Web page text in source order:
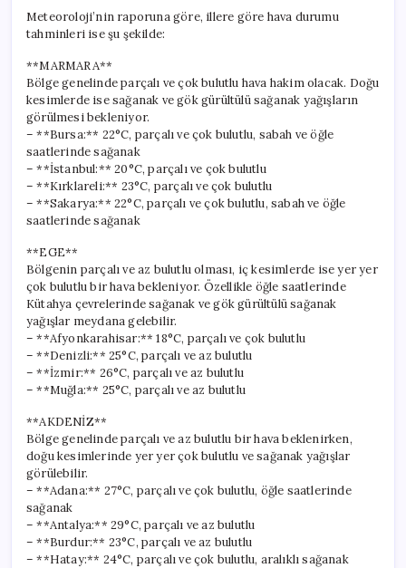
Meteoroloji’nin raporuna göre, illere göre hava durumu
tahminleri ise şu şekilde:
**MARMARA**
Bölge genelinde parçalı ve çok bulutlu hava hakim olacak. Doğu
kesimlerde ise sağanak ve gök gürültülü sağanak yağışların
görülmesi bekleniyor.
– **Bursa:** 22°C, parçalı ve çok bulutlu, sabah ve öğle
saatlerinde sağanak
– **İstanbul:** 20°C, parçalı ve çok bulutlu
– **Kırklareli:** 23°C, parçalı ve çok bulutlu
– **Sakarya:** 22°C, parçalı ve çok bulutlu, sabah ve öğle
saatlerinde sağanak
**EGE**
Bölgenin parçalı ve az bulutlu olması, iç kesimlerde ise yer yer
çok bulutlu bir hava bekleniyor. Özellikle öğle saatlerinde
Kütahya çevrelerinde sağanak ve gök gürültülü sağanak
yağışlar meydana gelebilir.
– **Afyonkarahisar:** 18°C, parçalı ve çok bulutlu
– **Denizli:** 25°C, parçalı ve az bulutlu
– **İzmir:** 26°C, parçalı ve az bulutlu
– **Muğla:** 25°C, parçalı ve az bulutlu
**AKDENİZ**
Bölge genelinde parçalı ve az bulutlu bir hava beklenirken,
doğu kesimlerinde yer yer çok bulutlu ve sağanak yağışlar
görülebilir.
– **Adana:** 27°C, parçalı ve çok bulutlu, öğle saatlerinde
sağanak
– **Antalya:** 29°C, parçalı ve az bulutlu
– **Burdur:** 23°C, parçalı ve az bulutlu
– **Hatay:** 24°C, parçalı ve çok bulutlu, aralıklı sağanak